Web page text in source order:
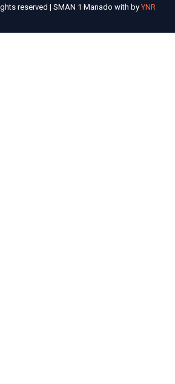
reserved | SMAN 1 Manado with byYNR